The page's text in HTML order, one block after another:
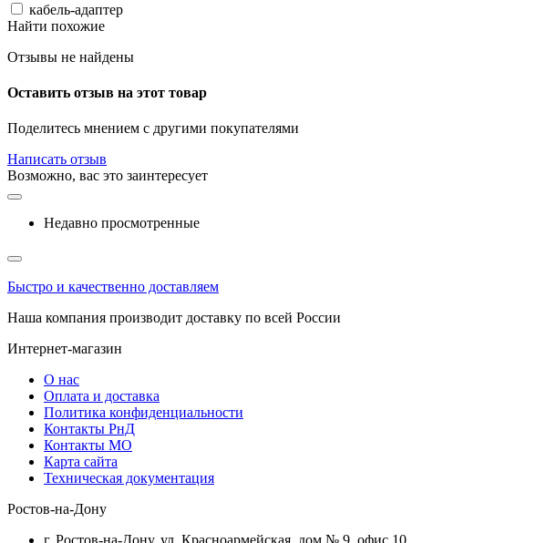
кабель-адаптер
Найти похожие
Отзывы не найдены
Оставить отзыв на этот товар
Поделитесь мнением с другими покупателями
Написать отзыв
Возможно, вас это заинтересует
Недавно просмотренные
Быстро и качественно доставляем
Наша компания производит доставку по всей России
Интернет-магазин
О нас
Оплата и доставка
Политика конфиденциальности
Контакты РнД
Контакты МО
Карта сайта
Техническая документация
Ростов-на-Дону